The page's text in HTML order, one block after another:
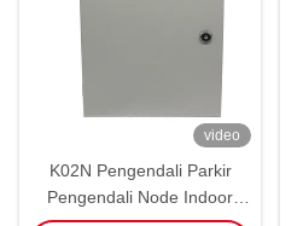
video
K02N Pengendali Parkir
Pengendali Node Indoor